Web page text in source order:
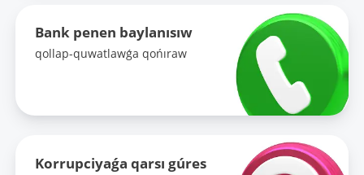
Bank penen baylanısıw
qollap-quwatlawǵa qońıraw
Korrupciyaǵa qarsı gúres